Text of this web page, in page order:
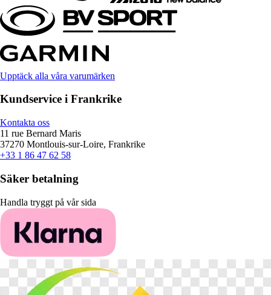
Upptäck alla våra varumärken
Kundservice i Frankrike
Kontakta oss
11 rue Bernard Maris
37270 Montlouis-sur-Loire, Frankrike
+33 1 86 47 62 58
Säker betalning
Handla tryggt på vår sida